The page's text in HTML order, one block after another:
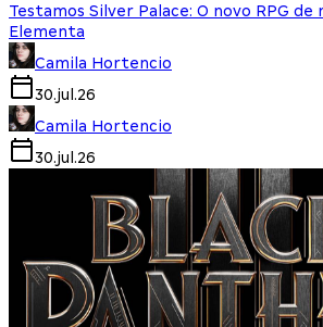
Testamos Silver Palace: O novo RPG
Elementa
Camila Hortencio
30.jul.26
Camila Hortencio
30.jul.26